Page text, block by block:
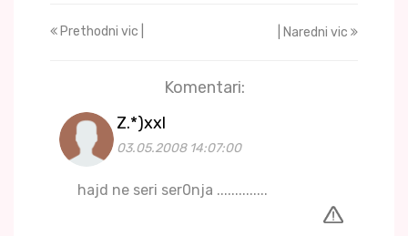
Prethodni vic | | Naredni vic
Komentari:
Z.*)xxl
03.05.2008 14:07:00
hajd ne seri ser0nja ..............